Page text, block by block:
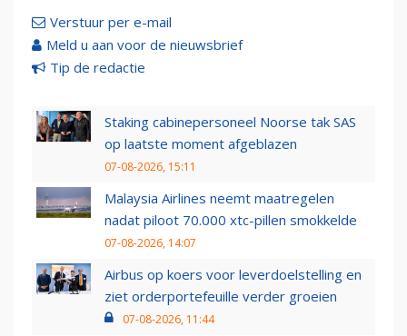
Verstuur per e-mail
Meld u aan voor de nieuwsbrief
Tip de redactie
Staking cabinepersoneel Noorse tak SAS
op laatste moment afgeblazen
07-08-2026, 15:11
Malaysia Airlines neemt maatregelen
nadat piloot 70.000 xtc-pillen smokkelde
07-08-2026, 14:07
Airbus op koers voor leverdoelstelling en
ziet orderportefeuille verder groeien
07-08-2026, 11:44